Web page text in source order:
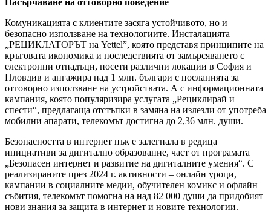
Комуникацията с клиентите засяга устойчивото, но и
безопасно използване на технологиите. Инсталацията
„РЕЦИКЛАТОРЪТ на Yettel”, която представя принципите на
кръговата икономика и последствията от замърсяването с
електронни отпадъци, посети различни локации в София и
Пловдив и ангажира над 1 млн. българи с посланията за
отговорно използване на устройствата. А с информационната
кампания, която популяризира услугата „Рециклирай и
спести“, предлагаща отстъпки в замяна на излезли от употреба
мобилни апарати, телекомът достигна до 2,36 млн. души.
Безопасността в интернет пък е залегнала в редица
инициативи за дигитално образование, част от програмата
„Безопасен интернет и развитие на дигиталните умения“. С
реализираните през 2024 г. активности – онлайн уроци,
кампании в социалните медии, обучителен комикс и офлайн
събития, телекомът помогна на над 82 000 души да придобият
нови знания за защита в интернет и новите технологии.